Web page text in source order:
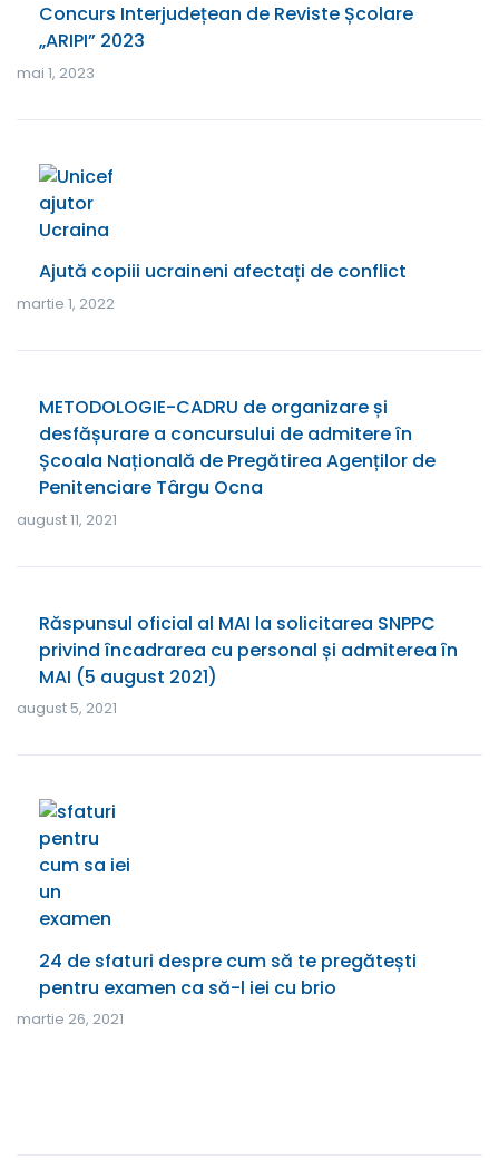
Concurs Interjudețean de Reviste Școlare
„ARIPI” 2023
mai 1, 2023
Ajută copiii ucraineni afectați de conflict
martie 1, 2022
METODOLOGIE-CADRU de organizare și
desfășurare a concursului de admitere în
Școala Națională de Pregătirea Agenților de
Penitenciare Târgu Ocna
august 11, 2021
Răspunsul oficial al MAI la solicitarea SNPPC
privind încadrarea cu personal și admiterea în
MAI (5 august 2021)
august 5, 2021
24 de sfaturi despre cum să te pregătești
pentru examen ca să-l iei cu brio
martie 26, 2021